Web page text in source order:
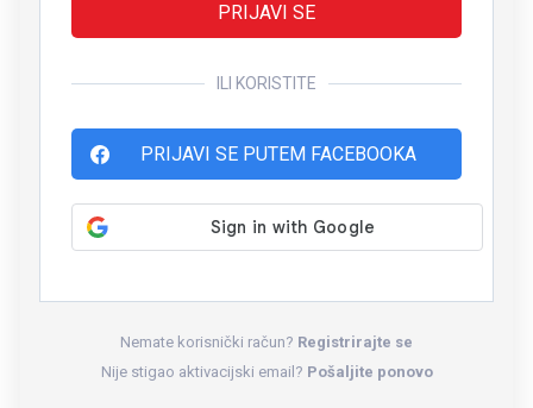
PRIJAVI SE
ILI KORISTITE
PRIJAVI SE PUTEM FACEBOOKA
Nemate korisnički račun? Registrirajte se
Nije stigao aktivacijski email? Pošaljite ponovo